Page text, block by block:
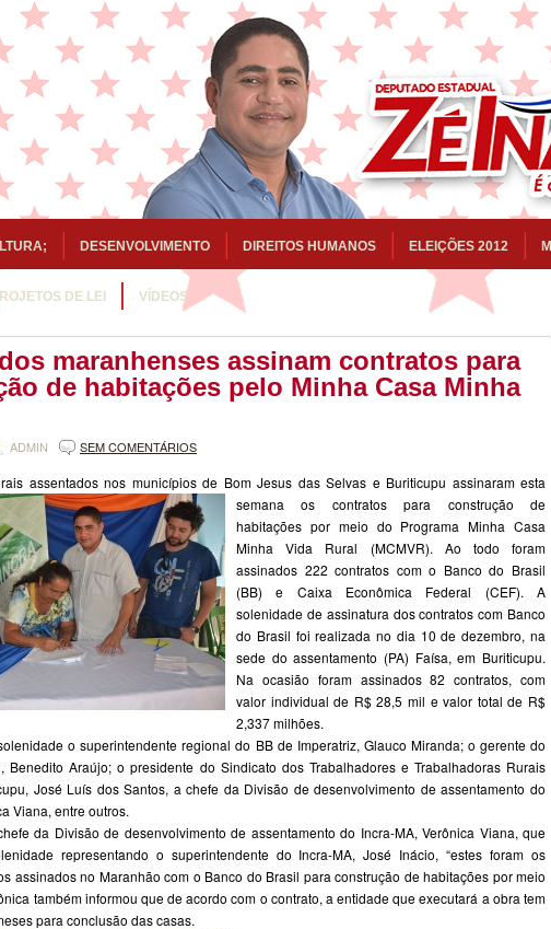
DESENVOLVIMENTO DIREITOS HUMANOS ELEIÇÕES 2012
DE LEI VÍDEOS
maranhenses assinam contratos para
de habitações pelo Minha Casa Minha
ADMIN SEM COMENTÁRIOS
assentados nos municípios de Bom Jesus das Selvas e Buriticupu assinaram esta
semana os contratos para construção de
habitações por meio do Programa Minha Casa
Minha Vida Rural (MCMVR). Ao todo foram
assinados 222 contratos com o Banco do Brasil
(BB) e Caixa Econômica Federal (CEF). A
solenidade de assinatura dos contratos com Banco
do Brasil foi realizada no dia 10 de dezembro, na
sede do assentamento (PA) Faísa, em Buriticupu.
Na ocasião foram assinados 82 contratos, com
valor individual de R$ 28,5 mil e valor total de R$
2,337 milhões.
o superintendente regional do BB de Imperatriz, Glauco Miranda; o gerente do
Benedito Araújo; o presidente do Sindicato dos Trabalhadores e Trabalhadoras Rurais
José Luís dos Santos, a chefe da Divisão de desenvolvimento de assentamento do
Viana, entre outros.
da Divisão de desenvolvimento de assentamento do Incra-MA, Verônica Viana, que
representando o superintendente do Incra-MA, José Inácio, “estes foram os
assinados no Maranhão com o Banco do Brasil para construção de habitações por meio
também informou que de acordo com o contrato, a entidade que executará a obra tem
para conclusão das casas.